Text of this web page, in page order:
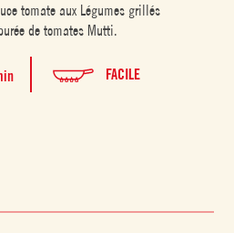
tomate aux Légumes grillés
de tomates Mutti.
FACILE